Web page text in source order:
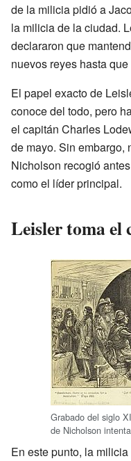
de la milicia pidió a
la milicia de la ciudad.
declararon que
nuevos reyes hasta
El papel exacto de
conoce del todo, pero
el capitán Charles
de mayo. Sin
Nicholson recogió
como el líder principal.
Leisler toma el
Grabado del siglo
de Nicholson
En este punto, la